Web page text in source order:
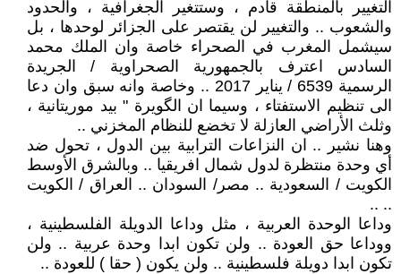
التغيير بالمنطقة قادم ، وستتغير الجغرافية ، والحدود
والشعوب .. والتغيير لن يقتصر على الجزائر لوحدها ، بل
سيشمل المغرب في الصحراء خاصة وان الملك محمد
السادس اعترف بالجمهورية الصحراوية / الجريدة
الرسمية 6539 / يناير 2017 .. وخاصة وانه سبق وان دعا
الى تنظيم الاستفتاء ، وسيما ان الگويرة " بيد موريتانية ،
وثلث الأراضي العازلة لا تخضع للنظام المخزني ..
وهنا نشير .. ان النزاعات الترابية بين الدول ، تحول ضد
أي وحدة منتظرة لدول شمال افريقيا .. وبالشرق الأوسط
الكويت / السعودية .. مصر/ السودان .. العراق / الكويت
.. ..
وداعا الوحدة العربية ، مثل وداعا الدويلة الفلسطينية ،
ووداعا حق العودة .. ولن تكون ابدا وحدة عربية .. ولن
تكون ابدا دويلة فلسطينية .. ولن يكون ( حقا ) للعودة ..